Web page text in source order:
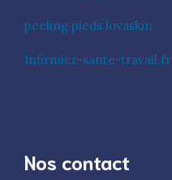
peeling pieds lovaskin
Infirmier-sante-travail.fr
Nos contact